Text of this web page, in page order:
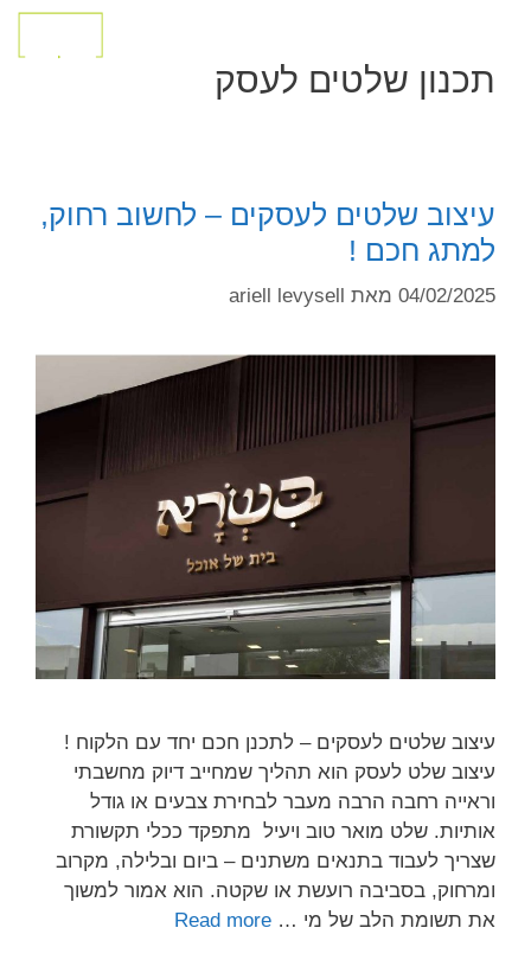
תכנון שלטים לעסק
עיצוב שלטים לעסקים – לחשוב רחוק,
למתג חכם !
04/02/2025 מאת ariell levysell
עיצוב שלטים לעסקים – לתכנן חכם יחד עם הלקוח !
עיצוב שלט לעסק הוא תהליך שמחייב דיוק מחשבתי
וראייה רחבה הרבה מעבר לבחירת צבעים או גודל
אותיות. שלט מואר טוב ויעיל מתפקד ככלי תקשורת
שצריך לעבוד בתנאים משתנים – ביום ובלילה, מקרוב
ומרחוק, בסביבה רועשת או שקטה. הוא אמור למשוך
את תשומת הלב של מי … Read more